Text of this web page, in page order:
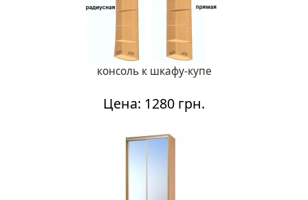
консоль к шкафу-купе
Цена: 1280 грн.